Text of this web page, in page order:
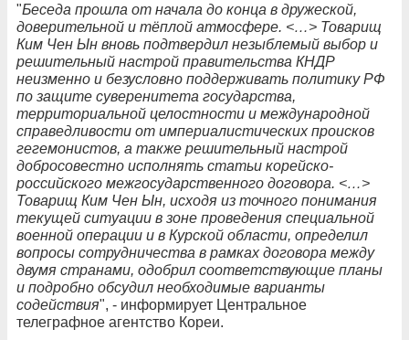
"Беседа прошла от начала до конца в дружеской,
доверительной и тёплой атмосфере. <…> Товарищ
Ким Чен Ын вновь подтвердил незыблемый выбор и
решительный настрой правительства КНДР
неизменно и безусловно поддерживать политику РФ
по защите суверенитета государства,
территориальной целостности и международной
справедливости от империалистических происков
гегемонистов, а также решительный настрой
добросовестно исполнять статьи корейско-
российского межгосударственного договора. <…>
Товарищ Ким Чен Ын, исходя из точного понимания
текущей ситуации в зоне проведения специальной
военной операции и в Курской области, определил
вопросы сотрудничества в рамках договора между
двумя странами, одобрил соответствующие планы
и подробно обсудил необходимые варианты
содействия", - информирует Центральное
телеграфное агентство Кореи.